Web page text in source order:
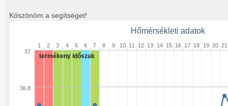
Köszönöm a segítséget!
Hőmérsékleti adatok
termékeny időszak
1 2 3 4 5 6 7 8 9 10 11 12 13 14 15 16 17 18 19 20 21
36.8
37